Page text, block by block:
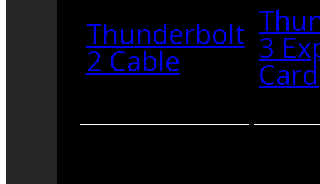
Thunderbolt
2 Cable 3
Card